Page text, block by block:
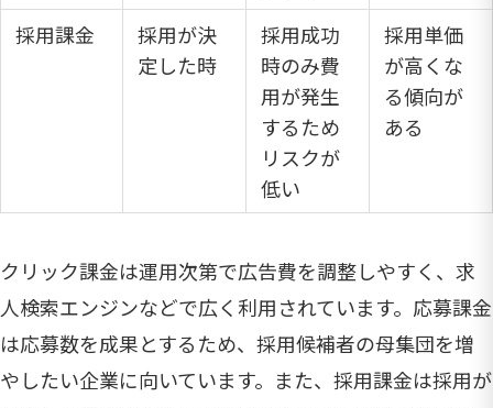
採用課金
採用が決
定した時
採用成功
時のみ費
用が発生
するため
リスクが
低い
採用単価
が高くな
る傾向が
ある
クリック課金は運用次第で広告費を調整しやすく、求
人検索エンジンなどで広く利用されています。応募課金
は応募数を成果とするため、採用候補者の母集団を増
やしたい企業に向いています。また、採用課金は採用が